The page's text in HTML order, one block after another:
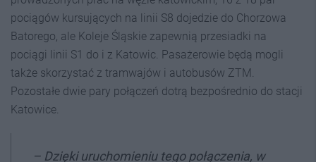
pociągów kursujących na linii S8 dojedzie do Chorzowa
Batorego, ale Koleje Śląskie zapewnią przesiadki na
pociągi linii S1 do i z Katowic. Pasażerowie będą mogli
także skorzystać z tramwajów i autobusów ZTM.
Pozostałe dwie pary połączeń dotrą bezpośrednio do stacji
Katowice.
– Dzięki uruchomieniu tego połączenia, w